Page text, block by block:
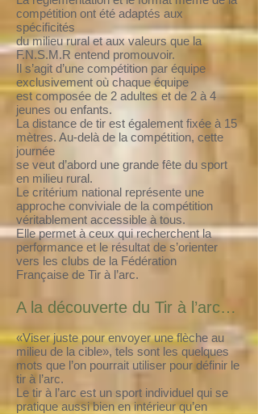
compétition ont été adaptés aux
spécificités
du milieu rural et aux valeurs que la
F.N.S.M.R entend promouvoir.
Il s’agit d’une compétition par équipe
exclusivement où chaque équipe
est composée de 2 adultes et de 2 à 4
jeunes ou enfants.
La distance de tir est également fixée à 15
mètres. Au-delà de la compétition, cette
journée
se veut d’abord une grande fête du sport
en milieu rural.
Le critérium national représente une
approche conviviale de la compétition
véritablement accessible à tous.
Elle permet à ceux qui recherchent la
performance et le résultat de s’orienter
vers les clubs de la Fédération
Française de Tir à l’arc.
A la découverte du Tir à l’arc…
«Viser juste pour envoyer une flèche au
milieu de la cible», tels sont les quelques
mots que l’on pourrait utiliser pour définir le
tir à l’arc.
Le tir à l’arc est un sport individuel qui se
pratique aussi bien en intérieur qu’en